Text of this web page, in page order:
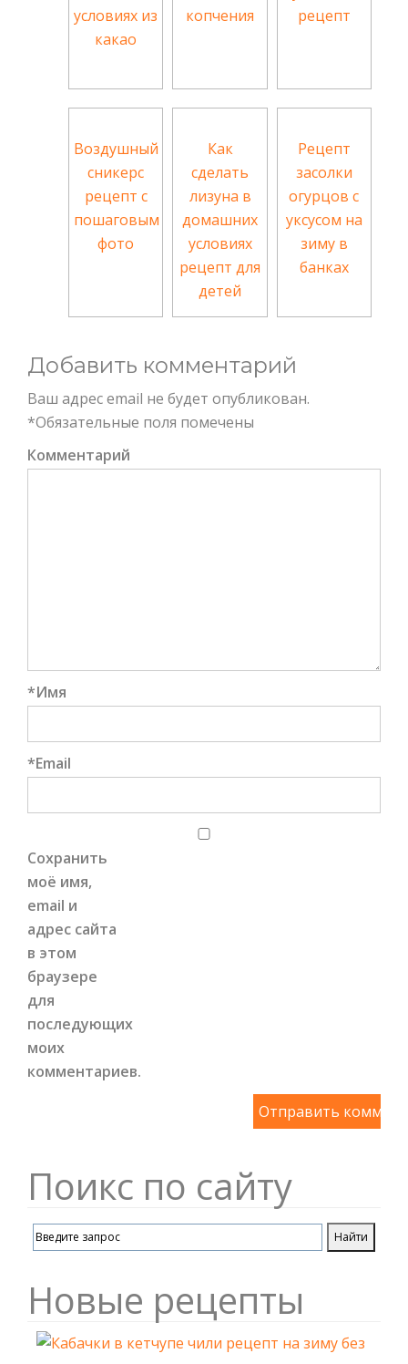
условиях из
какао
копчения
рецепт
Воздушный
сникерс
рецепт с
пошаговым
фото
Как
сделать
лизуна в
домашних
условиях
рецепт для
детей
Рецепт
засолки
огурцов с
уксусом на
зиму в
банках
Добавить комментарий
Ваш адрес email не будет опубликован.
Обязательные поля помечены
*
Комментарий
Имя
*
Email
*
Сохранить
моё имя,
email и
адрес сайта
в этом
браузере
для
последующих
моих
комментариев.
Поикс по сайту
Новые рецепты